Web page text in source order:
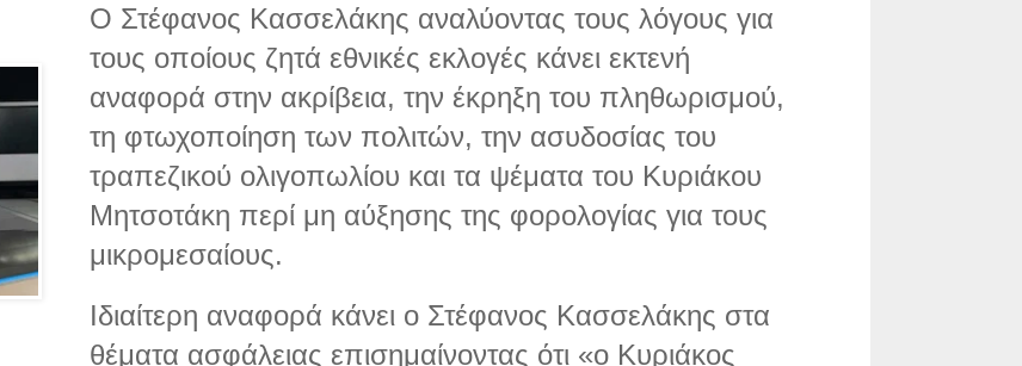
Ο Στέφανος Κασσελάκης αναλύοντας τους λόγους για
τους οποίους ζητά εθνικές εκλογές κάνει εκτενή
αναφορά στην ακρίβεια, την έκρηξη του πληθωρισμού,
τη φτωχοποίηση των πολιτών, την ασυδοσίας του
τραπεζικού ολιγοπωλίου και τα ψέματα του Κυριάκου
Μητσοτάκη περί μη αύξησης της φορολογίας για τους
μικρομεσαίους.
Ιδιαίτερη αναφορά κάνει ο Στέφανος Κασσελάκης στα
θέματα ασφάλειας επισημαίνοντας ότι «ο Κυριάκος